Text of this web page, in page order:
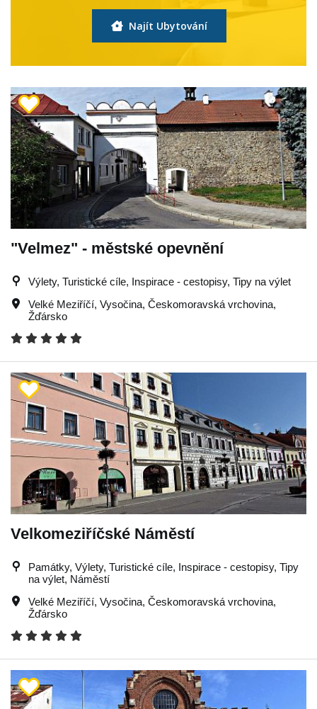
Najít Ubytování
"Velmez" - městské opevnění
Výlety, Turistické cíle, Inspirace - cestopisy, Tipy na výlet
Velké Meziříčí, Vysočina, Českomoravská vrchovina,
Žďársko
Velkomeziříčské Náměstí
Památky, Výlety, Turistické cíle, Inspirace - cestopisy, Tipy
na výlet, Náměstí
Velké Meziříčí, Vysočina, Českomoravská vrchovina,
Žďársko